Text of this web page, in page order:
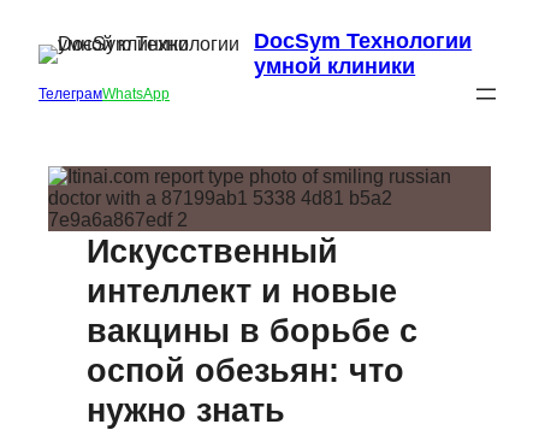
DocSym Технологии
умной клиники
ТелеграмWhatsApp
Искусственный
интеллект и новые
вакцины в борьбе с
оспой обезьян: что
нужно знать